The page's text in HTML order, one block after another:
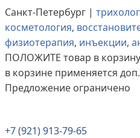
Санкт-Петербург |
косметология,
физиотерапия, инъекции,
ПОЛОЖИТЕ товар в
в корзине применяется
Предложение ограничено
+7 (921) 913-79-65